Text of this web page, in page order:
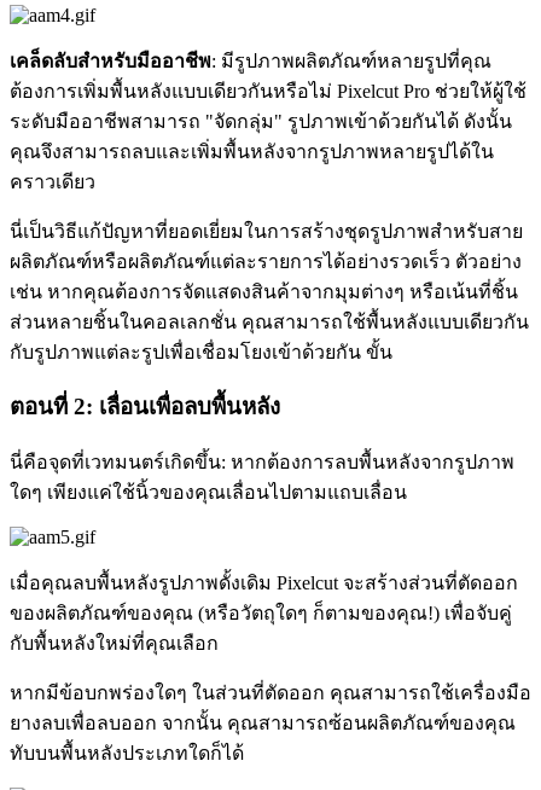
เคล็ดลับสำหรับมืออาชีพ: มีรูปภาพผลิตภัณฑ์หลายรูปที่คุณ
ต้องการเพิ่มพื้นหลังแบบเดียวกันหรือไม่ Pixelcut Pro ช่วยให้ผู้ใช้
ระดับมืออาชีพสามารถ "จัดกลุ่ม" รูปภาพเข้าด้วยกันได้ ดังนั้น
คุณจึงสามารถลบและเพิ่มพื้นหลังจากรูปภาพหลายรูปได้ใน
คราวเดียว
นี่เป็นวิธีแก้ปัญหาที่ยอดเยี่ยมในการสร้างชุดรูปภาพสำหรับสาย
ผลิตภัณฑ์หรือผลิตภัณฑ์แต่ละรายการได้อย่างรวดเร็ว ตัวอย่าง
เช่น หากคุณต้องการจัดแสดงสินค้าจากมุมต่างๆ หรือเน้นที่ชิ้น
ส่วนหลายชิ้นในคอลเลกชั่น คุณสามารถใช้พื้นหลังแบบเดียวกัน
กับรูปภาพแต่ละรูปเพื่อเชื่อมโยงเข้าด้วยกัน ขั้น
ตอนที่ 2: เลื่อนเพื่อลบพื้นหลัง
นี่คือจุดที่เวทมนตร์เกิดขึ้น: หากต้องการลบพื้นหลังจากรูปภาพ
ใดๆ เพียงแค่ใช้นิ้วของคุณเลื่อนไปตามแถบเลื่อน
เมื่อคุณลบพื้นหลังรูปภาพดั้งเดิม Pixelcut จะสร้างส่วนที่ตัดออก
ของผลิตภัณฑ์ของคุณ (หรือวัตถุใดๆ ก็ตามของคุณ!) เพื่อจับคู่
กับพื้นหลังใหม่ที่คุณเลือก
หากมีข้อบกพร่องใดๆ ในส่วนที่ตัดออก คุณสามารถใช้เครื่องมือ
ยางลบเพื่อลบออก จากนั้น คุณสามารถซ้อนผลิตภัณฑ์ของคุณ
ทับบนพื้นหลังประเภทใดก็ได้